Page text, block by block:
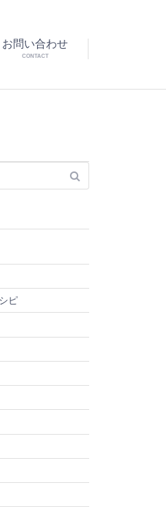
お問い合わせ
CONTACT
ピ